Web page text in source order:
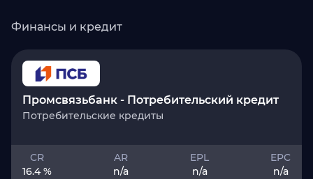
Финансы и кредит
Промсвязьбанк - Потребительский кредит
Потребительские кредиты
CR
16.4 %
AR
n/a
EPL
n/a
EPC
n/a